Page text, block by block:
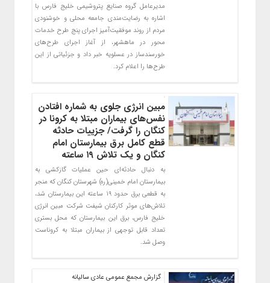
مدیرعامل گروه صنایع پتروشیمی خلیج فارس با
اشاره به رضایت‌مندی جامعه محلی و خوشنودی
مردم از روند موفقیت‌آمیز اجرای پنج طرح خدمات
محور در ماهشهر، از آغاز اجرای طرح‌های
خورسندساز در عسلویه خبر داد و جزئیاتی از این
طرح‌ها را اعلام کرد.
مبین انرژی جلوی به شماره افتادن
نفس‌های بیماران مبتلا به کرونا در
کنگان را گرفت/ جزییات حادثه
قطع کامل برق بیمارستان امام
کنگان و یک تلاش ۱۹ ساعته
به دنبال حادثه‌ای حین عملیات گازکشی به
بیمارستان امام خمینی(ره) شهرستان کنگان که منجر
به قطعی برق حدود ۱۹ ساعته این بیمارستان شد،
تلاش‌های موثر کارکنان شیفت شرکت مبین انرژی
خلیج فارس، برق این بیمارستان که محل بستری
تعداد قابل توجهی از بیماران مبتلا به کروناست
وصل شد.
گزارش مجمع عمومی عادی سالیانه